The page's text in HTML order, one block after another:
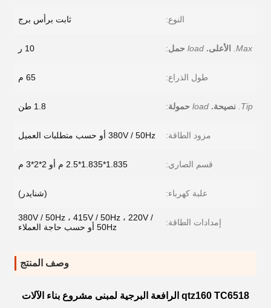
النوع: ثابت برأس برج
Max. الأعلى. load حمل: 10 ر
طول الذراع: 65 م
Tip. نصيحة. load حمولة: 1.8 طن
مزود الطاقة: 380V / 50Hz أو حسب متطلبات العميل
قسم الصاري: 1.835*1.835*2.5 م أو 2*2*3 م
علبة كهرباء: (شنايدر)
إمدادات الطاقة:
380V / 50Hz ، 415V / 50Hz ، 220V /
50Hz أو حسب حاجة العملاء
وصف المنتج
qtz160 TC6518 الرافعة البرجية لمبنى مشروع بناء الآلات